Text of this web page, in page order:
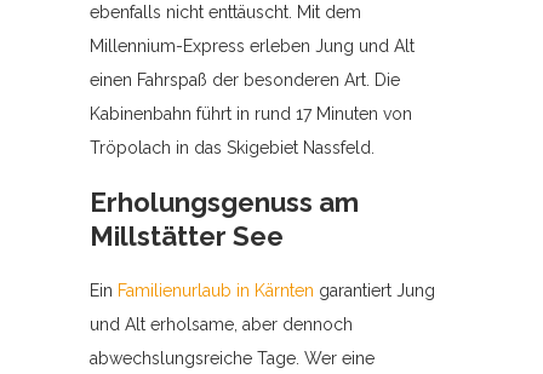
ebenfalls nicht enttäuscht. Mit dem
Millennium-Express erleben Jung und Alt
einen Fahrspaß der besonderen Art. Die
Kabinenbahn führt in rund 17 Minuten von
Tröpolach in das Skigebiet Nassfeld.
Erholungsgenuss am
Millstätter See
Ein Familienurlaub in Kärnten garantiert Jung
und Alt erholsame, aber dennoch
abwechslungsreiche Tage. Wer eine